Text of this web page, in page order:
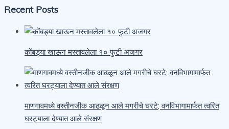
Recent Posts
कोंबड्या खाऊन मस्तावलेला १० फुटी अजगर
माणगावमध्ये वस्तीनजीक आढळून आले मगरीचे घरटे; वनविभागामार्फत त्वरित
घरट्याला देण्यात आले संरक्षण